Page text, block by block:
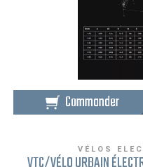
Commander
VÉLOS